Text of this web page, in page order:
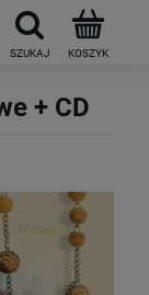
199PLN
+ CD